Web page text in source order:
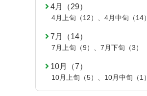
4月（29）
4月上旬（12） 、 4月中旬（14）
7月（14）
7月上旬（9） 、 7月下旬（3）
10月（7）
10月上旬（5） 、 10月中旬（1）